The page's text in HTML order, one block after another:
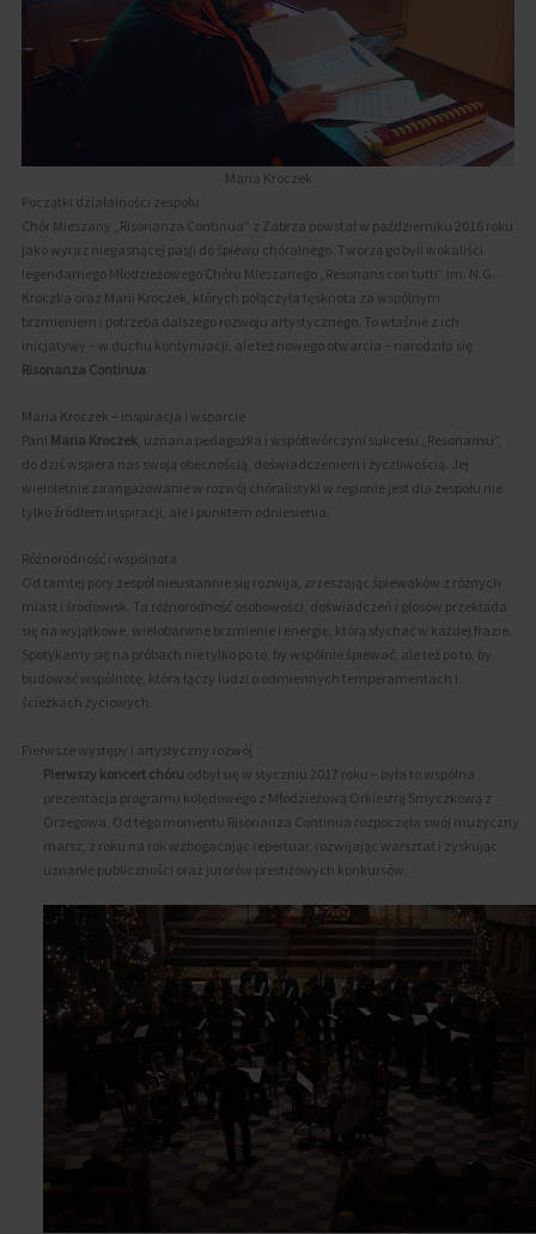
Maria Kroczek
Początki działalności zespołu
Chór Mieszany „Risonanza Continua” z Zabrza powstał w październiku 2016 roku
jako wyraz niegasnącej pasji do śpiewu chóralnego. Tworzą go byli wokaliści
legendarnego Młodzieżowego Chóru Mieszanego „Resonans con tutti” im. N.G.
Kroczka oraz Marii Kroczek, których połączyła tęsknota za wspólnym
brzmieniem i potrzeba dalszego rozwoju artystycznego. To właśnie z ich
inicjatywy – w duchu kontynuacji, ale też nowego otwarcia – narodziła się
Risonanza Continua
Maria Kroczek – inspiracja i wsparcie
Pani Maria Kroczek , uznana pedagożka i współtwórczyni sukcesu „Resonansu”,
do dziś wspiera nas swoją obecnością, doświadczeniem i życzliwością. Jej
wieloletnie zaangażowanie w rozwój chóralistyki w regionie jest dla zespołu nie
tylko źródłem inspiracji, ale i punktem odniesienia.
Różnorodność i wspólnota
Od tamtej pory zespół nieustannie się rozwija, zrzeszając śpiewaków z różnych
miast i środowisk. Ta różnorodność osobowości, doświadczeń i głosów przekłada
się na wyjątkowe, wielobarwne brzmienie i energię, którą słychać w każdej frazie.
Spotykamy się na próbach nie tylko po to, by wspólnie śpiewać, ale też po to, by
budować wspólnotę, która łączy ludzi o odmiennych temperamentach i
ścieżkach życiowych.
Pierwsze występy i artystyczny rozwój
Pierwszy koncert chóru odbył się w styczniu 2017 roku – była to wspólna
prezentacja programu kolędowego z Młodzieżową Orkiestrą Smyczkową z
Orzegowa. Od tego momentu Risonanza Continua rozpoczęła swój muzyczny
marsz, z roku na rok wzbogacając repertuar, rozwijając warsztat i zyskując
uznanie publiczności oraz jurorów prestiżowych konkursów.